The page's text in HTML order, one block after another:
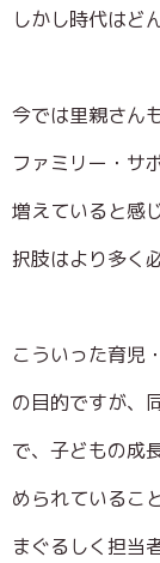
しかし時代はど
今では里親さん
ファミリー・サ
増えていると感
択肢はより多く
こういった育児
の目的ですが、
で、子どもの成
められているこ
まぐるしく担当